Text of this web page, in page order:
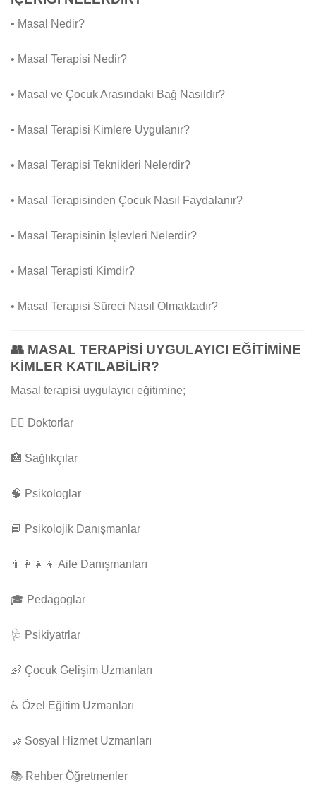
• Masal Nedir?
• Masal Terapisi Nedir?
• Masal ve Çocuk Arasındaki Bağ Nasıldır?
• Masal Terapisi Kimlere Uygulanır?
• Masal Terapisi Teknikleri Nelerdir?
• Masal Terapisinden Çocuk Nasıl Faydalanır?
• Masal Terapisinin İşlevleri Nelerdir?
• Masal Terapisti Kimdir?
• Masal Terapisi Süreci Nasıl Olmaktadır?
👥 MASAL TERAPİSİ UYGULAYICI EĞİTİMİNE
KİMLER KATILABİLİR?
Masal terapisi uygulayıcı eğitimine;
👨‍⚕️ Doktorlar
🏥 Sağlıkçılar
🧠 Psikologlar
📘 Psikolojik Danışmanlar
👨‍👩‍👧‍👦 Aile Danışmanları
🎓 Pedagoglar
🩺 Psikiyatrlar
👶 Çocuk Gelişim Uzmanları
♿ Özel Eğitim Uzmanları
🤝 Sosyal Hizmet Uzmanları
📚 Rehber Öğretmenler